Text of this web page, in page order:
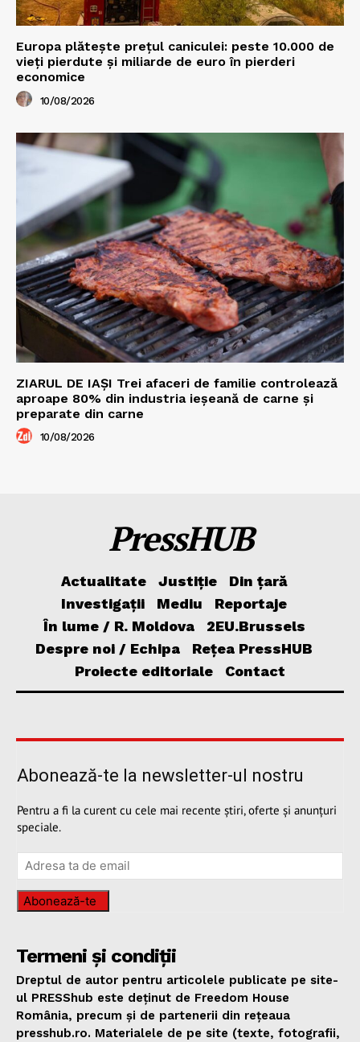
Europa plătește prețul caniculei: peste 10.000 de
vieți pierdute și miliarde de euro în pierderi
economice
10/08/2026
ZIARUL DE IAȘI Trei afaceri de familie controlează
aproape 80% din industria ieșeană de carne și
preparate din carne
10/08/2026
PressHUB
Actualitate Justiție
Din țară
Investigații
Mediu
Reportaje
În lume / R. Moldova
2EU.Brussels
Despre noi / Echipa
Rețea PressHUB
Proiecte editoriale
Contact
Abonează-te la newsletter-ul nostru
Pentru a fi la curent cu cele mai recente știri, oferte și anunțuri
speciale.
Abonează-te
Termeni și condiții
Dreptul de autor pentru articolele publicate pe site-
ul PRESShub este deținut de Freedom House
România, precum și de partenerii din rețeaua
presshub.ro. Materialele de pe site (texte, fotografii,